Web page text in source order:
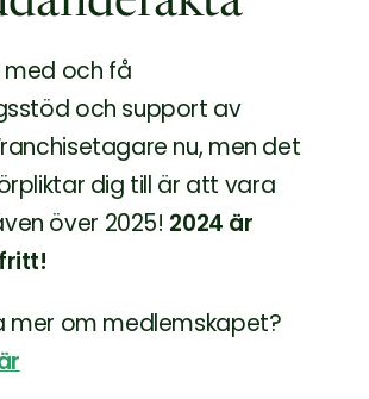
med och få
och support av
nu, men det
dig till är att vara
över 2025! 2024 är
mer om medlemskapet?